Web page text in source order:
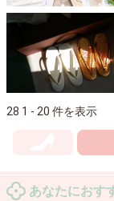
28 1 - 20 件を表示
あなたにおす